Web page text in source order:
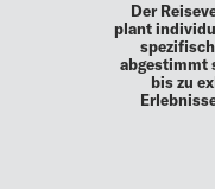
Der
plant
abgestimmt
bis zu